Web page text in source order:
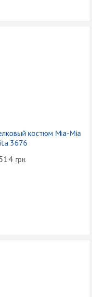
костюм Mia-Mia
3676
грн.